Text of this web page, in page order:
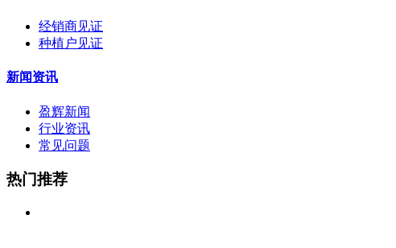
经销商见证
种植户见证
新闻资讯
盈辉新闻
行业资讯
常见问题
热门推荐